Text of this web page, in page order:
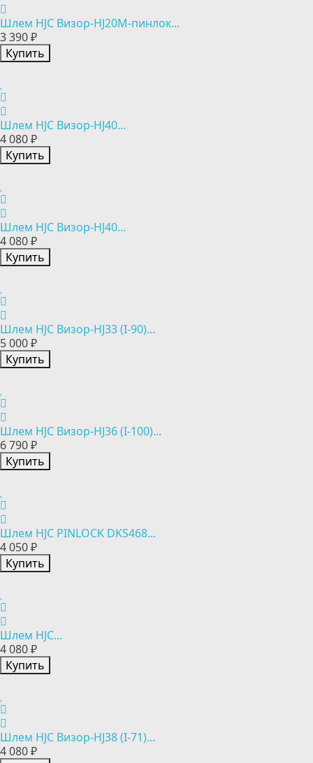
Шлем HJC Визор-HJ20М-пинлок...
3 390 ₽
Купить
Шлем HJC Визор-HJ40...
4 080 ₽
Купить
Шлем HJC Визор-HJ40...
4 080 ₽
Купить
Шлем HJC Визор-HJ33 (I-90)...
5 000 ₽
Купить
Шлем HJC Визор-HJ36 (I-100)...
6 790 ₽
Купить
Шлем HJC PINLOCK DKS468...
4 050 ₽
Купить
Шлем HJC...
4 080 ₽
Купить
Шлем HJC Визор-HJ38 (I-71)...
4 080 ₽